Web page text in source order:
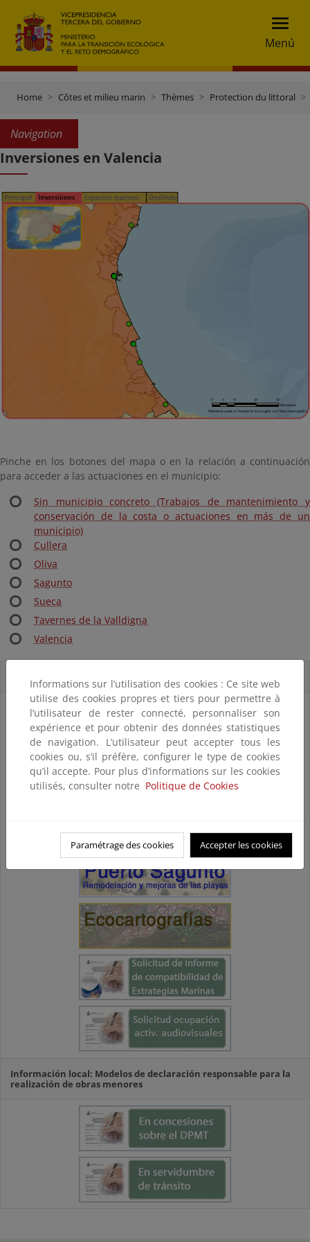
Menú
Home Côtes et milieu marin Thèmes Protection du littoral
Navigation
Inversiones en Valencia
Pinche en los botones del mapa o en la relación a continuación
para acceder a las actuaciones en el municipio:
Sin municipio concreto (Trabajos de mantenimiento y
conservación de la costa o actuaciones en más de un
municipio)
Cullera
Oliva
Sagunto
Sueca
Tavernes de la Valldigna
Valencia
Información local: Modelos de declaración responsable para la
realización de obras menores
Informations sur l’utilisation des cookies : Ce site web
utilise des cookies propres et tiers pour permettre à
l’utilisateur de rester connecté, personnaliser son
expérience et pour obtenir des données statistiques
de navigation. L’utilisateur peut accepter tous les
cookies ou, s’il préfère, configurer le type de cookies
qu’il accepte. Pour plus d’informations sur les cookies
utilisés, consulter notre Politique de Cookies
Paramétrage des cookies Accepter les cookies